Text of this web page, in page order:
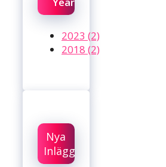
2023 (2)
2018 (2)
Nya
Inlägg